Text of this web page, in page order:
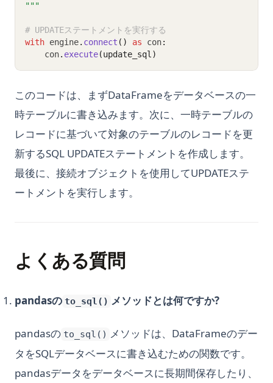
"""
# UPDATEステートメントを実行する
with engine. connect () as con:
    con
. execute(update_sql)
このコードは、まずDataFrameをデータベースの一
時テーブルに書き込みます。次に、一時テーブルの
レコードに基づいて対象のテーブルのレコードを更
新するSQL UPDATEステートメントを作成します。
最後に、接続オブジェクトを使用してUPDATEステ
ートメントを実行します。
よくある質問
pandasの to_sql() メソッドとは何ですか?
pandasの to_sql() メソッドは、DataFrameのデー
タをSQLデータベースに書き込むための関数です。
pandasデータをデータベースに長期間保存したり、